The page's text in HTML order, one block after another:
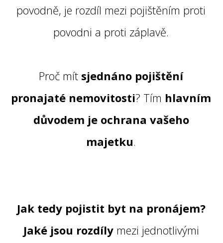
povodně, je rozdíl mezi pojištěním proti
povodni a proti záplavě.
Proč mít sjednáno pojištění
pronajaté nemovitosti? Tím hlavním
důvodem je ochrana vašeho
majetku.
Jak tedy pojistit byt na pronájem?
Jaké jsou rozdílymezi jednotlivými